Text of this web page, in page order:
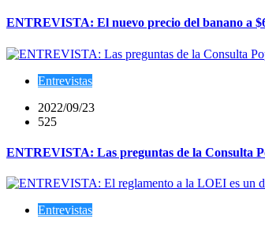
ENTREVISTA: El nuevo precio del banano a
Entrevistas
2022/09/23
525
ENTREVISTA: Las preguntas de la Consulta
Entrevistas